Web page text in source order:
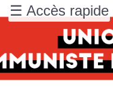
☰ Accès rapide